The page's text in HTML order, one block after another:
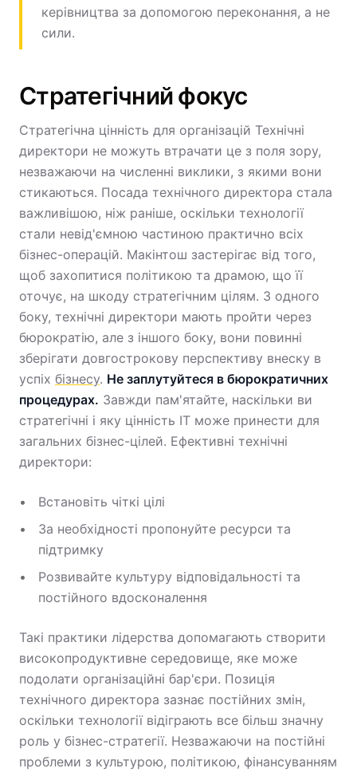
керівництва за допомогою переконання, а не
сили.
Стратегічний фокус
Стратегічна цінність для організацій Технічні
директори не можуть втрачати це з поля зору,
незважаючи на численні виклики, з якими вони
стикаються. Посада технічного директора стала
важливішою, ніж раніше, оскільки технології
стали невід'ємною частиною практично всіх
бізнес-операцій. Макінтош застерігає від того,
щоб захопитися політикою та драмою, що її
оточує, на шкоду стратегічним цілям. З одного
боку, технічні директори мають пройти через
бюрократію, але з іншого боку, вони повинні
зберігати довгострокову перспективу внеску в
успіх бізнесу. Не заплутуйтеся в бюрократичних
процедурах. Завжди пам'ятайте, наскільки ви
стратегічні і яку цінність ІТ може принести для
загальних бізнес-цілей. Ефективні технічні
директори:
Встановіть чіткі цілі
За необхідності пропонуйте ресурси та
підтримку
Розвивайте культуру відповідальності та
постійного вдосконалення
Такі практики лідерства допомагають створити
високопродуктивне середовище, яке може
подолати організаційні бар'єри. Позиція
технічного директора зазнає постійних змін,
оскільки технології відіграють все більш значну
роль у бізнес-стратегії. Незважаючи на постійні
проблеми з культурою, політикою, фінансуванням